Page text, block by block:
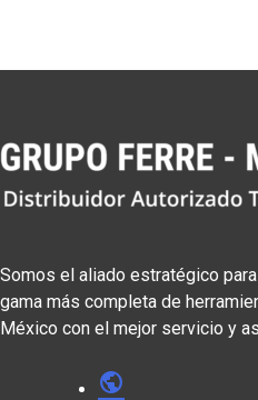
Somos el aliado estratégico
gama más completa de
México con el mejor servicio y
public